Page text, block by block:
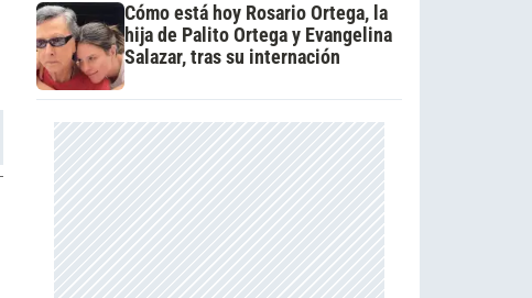
Cómo está hoy Rosario Ortega, la
hija de Palito Ortega y Evangelina
Salazar, tras su internación